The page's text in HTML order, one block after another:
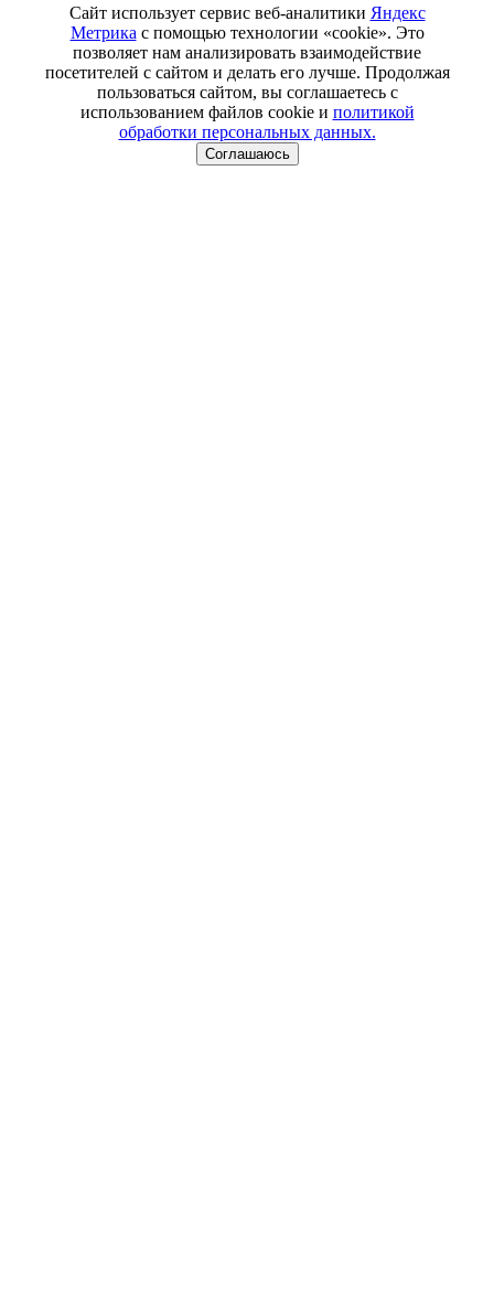
Сайт использует сервис веб-аналитики Яндекс
Метрика с помощью технологии «cookie». Это
позволяет нам анализировать взаимодействие
посетителей с сайтом и делать его лучше. Продолжая
пользоваться сайтом, вы соглашаетесь с
использованием файлов cookie и политикой
обработки персональных данных.
Соглашаюсь